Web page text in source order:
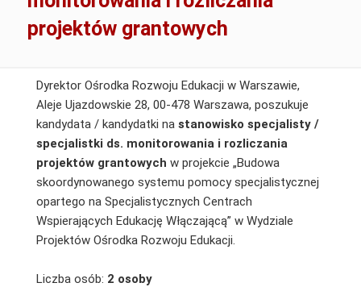
projektów grantowych
Dyrektor Ośrodka Rozwoju Edukacji w Warszawie,
Aleje Ujazdowskie 28, 00-478 Warszawa, poszukuje
kandydata / kandydatki na stanowisko specjalisty /
specjalistki ds. monitorowania i rozliczania
projektów grantowych w projekcie „Budowa
skoordynowanego systemu pomocy specjalistycznej
opartego na Specjalistycznych Centrach
Wspierających Edukację Włączającą” w Wydziale
Projektów Ośrodka Rozwoju Edukacji.
Liczba osób: 2 osoby